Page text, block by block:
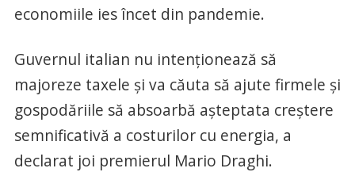
economiile ies încet din pandemie.
Guvernul italian nu intenţionează să
majoreze taxele şi va căuta să ajute firmele şi
gospodăriile să absoarbă aşteptata creştere
semnificativă a costurilor cu energia, a
declarat joi premierul Mario Draghi.